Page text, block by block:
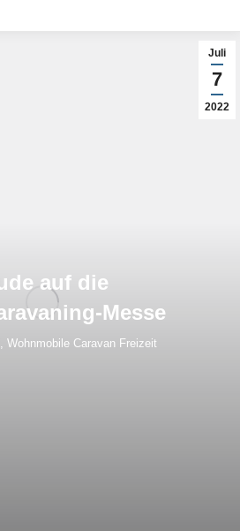
Juli
7
2022
auf die
Messe
Wohnmobile Caravan Freizeit